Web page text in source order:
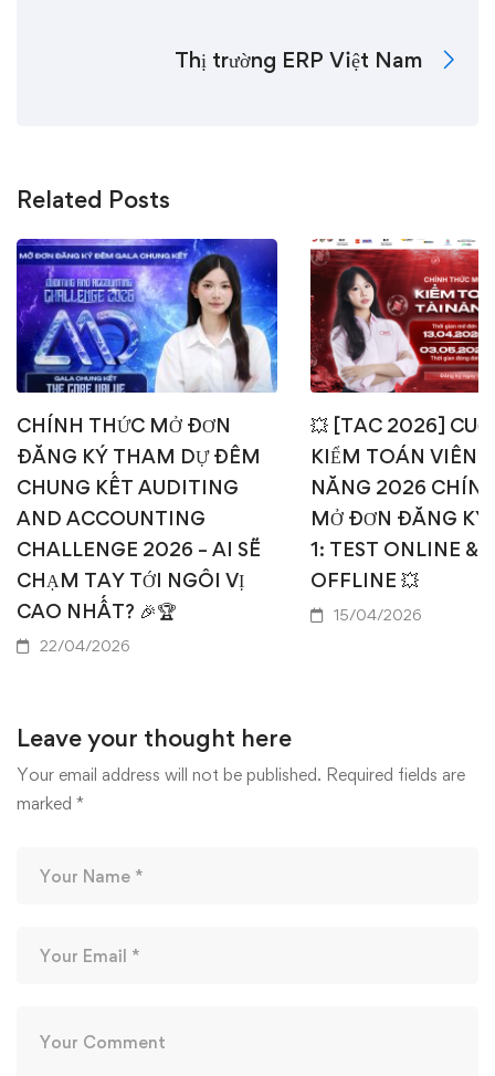
Thị trường ERP Việt Nam
Related Posts
CHÍNH THỨC MỞ ĐƠN
ĐĂNG KÝ THAM DỰ ĐÊM
CHUNG KẾT AUDITING
AND ACCOUNTING
CHALLENGE 2026 – AI SẼ
CHẠM TAY TỚI NGÔI VỊ
CAO NHẤT? 🎉🏆
22/04/2026
💥 [TAC 2026]
KIỂM TOÁN VIÊN
NĂNG 2026
MỞ ĐƠN ĐĂNG KÝ
1: TEST ONLINE &
OFFLINE 💥
15/04/2026
Leave your thought here
Your email address will not be published. Required fields are
marked *